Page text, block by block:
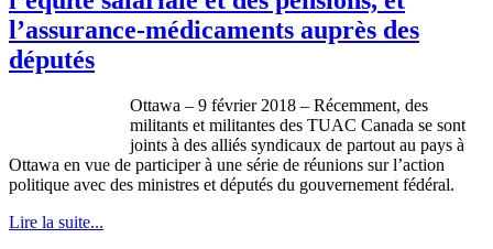
l’assurance-médicaments auprès des
députés
Ottawa – 9 février 2018 – Récemment, des
militants et militantes des TUAC Canada se sont
joints à des alliés syndicaux de partout au pays à
Ottawa en vue de participer à une série de réunions sur l’action
politique avec des ministres et députés du gouvernement fédéral.
Lire la suite...